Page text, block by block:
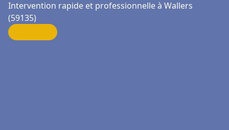
Intervention rapide et professionnelle à Wallers
(59135)